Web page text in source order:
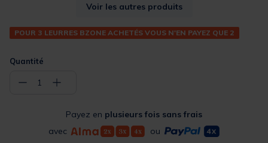
Voir les autres produits
POUR 3 LEURRES BZONE ACHETÉS VOUS N'EN PAYEZ QUE 2
Quantité
− 1 +
Payez en plusieurs fois sans frais
avec
ou